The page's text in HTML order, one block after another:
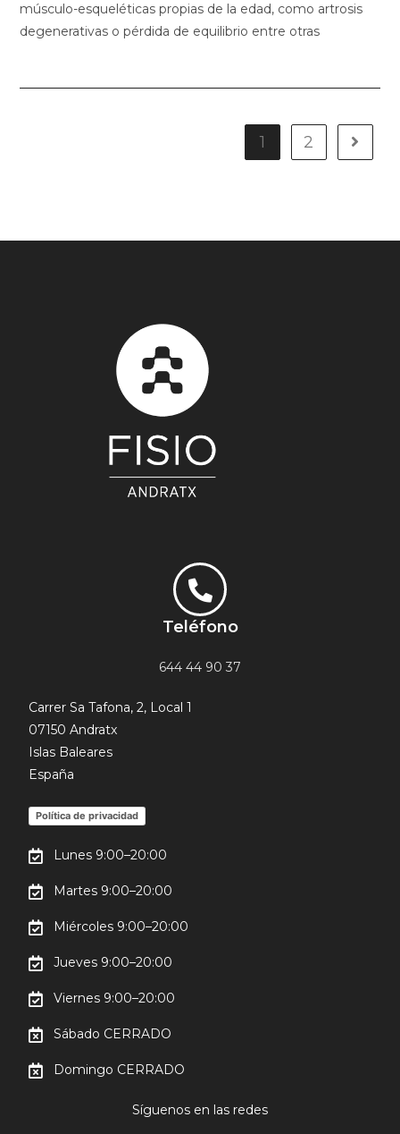
músculo-esqueléticas propias de la edad, como artrosis
degenerativas o pérdida de equilibrio entre otras
1 2
Teléfono
644 44 90 37
Carrer Sa Tafona, 2, Local 1
07150 Andratx
Islas Baleares
España
Política de privacidad
Lunes 9:00–20:00
Martes 9:00–20:00
Miércoles 9:00–20:00
Jueves 9:00–20:00
Viernes 9:00–20:00
Sábado CERRADO
Domingo CERRADO
Síguenos en las redes